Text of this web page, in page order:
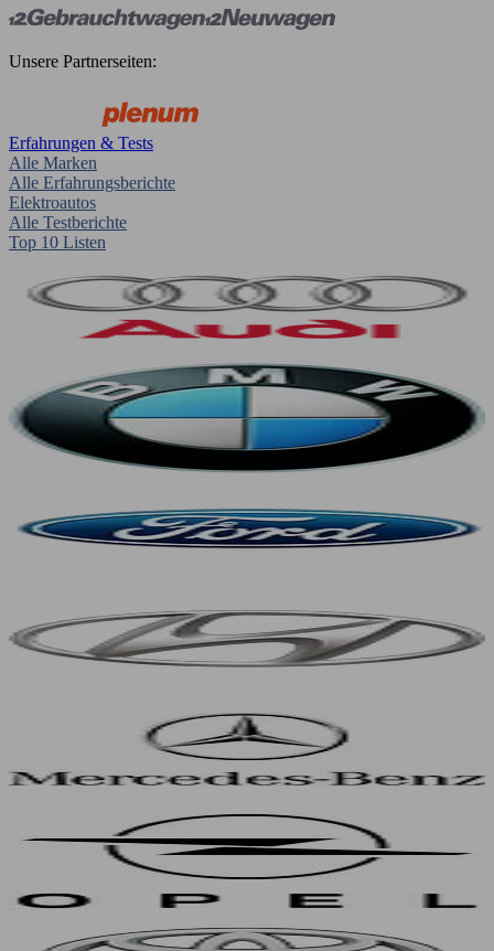
Unsere Partnerseiten:
Erfahrungen & Tests
Alle Marken
Alle Erfahrungsberichte
Elektroautos
Alle Testberichte
Top 10 Listen